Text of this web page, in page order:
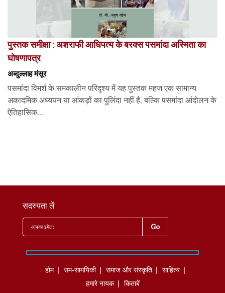
पुस्तक समीक्षा : अशराफी आधिपत्य के बरक्स पसमांदा अस्मिता का
घोषणापत्र
अब्दुल्लाह मंसूर
पसमांदा विमर्श के समकालीन परिदृश्य में यह पुस्तक महज एक सामान्य
अकादमिक अध्ययन या आंकड़ों का पुलिंदा नहीं है, बल्कि पसमांदा आंदोलन के
ऐतिहासिक...
सदस्यता लें
होम सम-सामयिकी समाज और संस्कृति
साहित्‍य
हमारे नायक
किताबें